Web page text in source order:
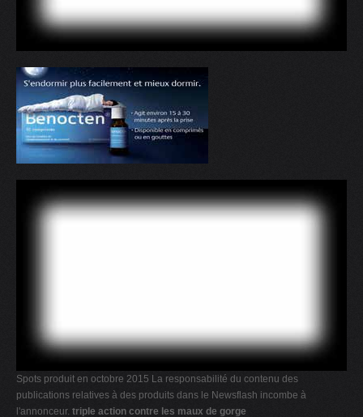
Spots produit en octobre 2015 La responsabilité du contenu des
publications relatives à des produits dans le Newsflash incombe à
l'annonceur. triple action contre les maux de gorge